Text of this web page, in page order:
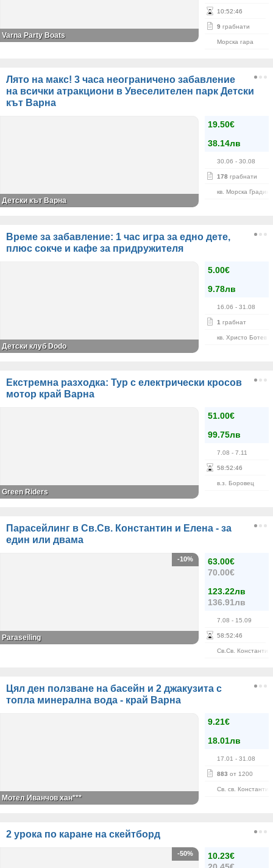
10:52:46
9 грабнати
Морска гара
Varna Party Boats
Лято на макс! 3 часа неограничено забавление
на всички атракциони в Увеселителен парк Детски
кът Варна
19.50€
38.14лв
30.06 - 30.08
178 грабнати
кв. Морска Градина
Детски кът Варна
Време за забавление: 1 час игра за едно дете,
плюс сокче и кафе за придружителя
5.00€
9.78лв
16.06 - 31.08
1 грабнат
кв. Христо Ботев
Детски клуб Dodo
Екстремна разходка: Тур с електрически кросов
мотор край Варна
51.00€
99.75лв
7.08 - 7.11
58:52:46
в.з. Боровец
Green Riders
Парасейлинг в Св.Св. Константин и Елена - за
един или двама
63.00€
70.00€
123.22лв
136.91лв
7.08 - 15.09
58:52:46
Св.Св.
-10%
Paraseiling
Цял ден ползване на басейн и 2 джакузита с
топла минерална вода - край Варна
9.21€
18.01лв
17.01 - 31.08
883 от 1200
Св. св.
Мотел Иванчов хан***
2 урока по каране на скейтборд
10.23€
-50%